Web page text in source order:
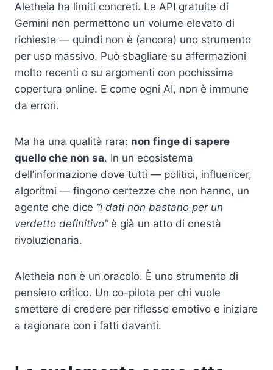
Aletheia ha limiti concreti. Le API gratuite di
Gemini non permettono un volume elevato di
richieste — quindi non è (ancora) uno strumento
per uso massivo. Può sbagliare su affermazioni
molto recenti o su argomenti con pochissima
copertura online. E come ogni AI, non è immune
da errori.
Ma ha una qualità rara: non finge di sapere
quello che non sa. In un ecosistema
dell’informazione dove tutti — politici, influencer,
algoritmi — fingono certezze che non hanno, un
agente che dice “i dati non bastano per un
verdetto definitivo”è già un atto di onestà
rivoluzionaria.
Aletheia non è un oracolo. È uno strumento di
pensiero critico. Un co-pilota per chi vuole
smettere di credere per riflesso emotivo e iniziare
a ragionare con i fatti davanti.